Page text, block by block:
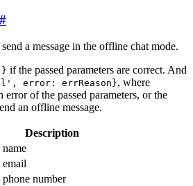
#
a message in the offline chat mode.
if the passed parameters are correct. And
error: errReason}, where
error of the passed parameters, or the
an offline message.
Description
number